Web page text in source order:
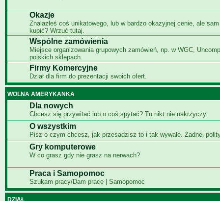
Okazje
Znalazłeś coś unikatowego, lub w bardzo okazyjnej cenie, ale
kupić? Wrzuć tutaj.
Wspólne zamówienia
Miejsce organizowania grupowych zamówień, np. w WGC,
polskich sklepach.
Firmy Komercyjne
Dział dla firm do prezentacji swoich ofert.
WOLNA AMERYKANKA
Dla nowych
Chcesz się przywitać lub o coś spytać? Tu nikt nie nakrzyczy.
O wszystkim
Pisz o czym chcesz, jak przesadzisz to i tak wywalę. Żadnej
Gry komputerowe
W co grasz gdy nie grasz na nerwach?
Praca i Samopomoc
Szukam pracy/Dam pracę | Samopomoc
DZIAŁ